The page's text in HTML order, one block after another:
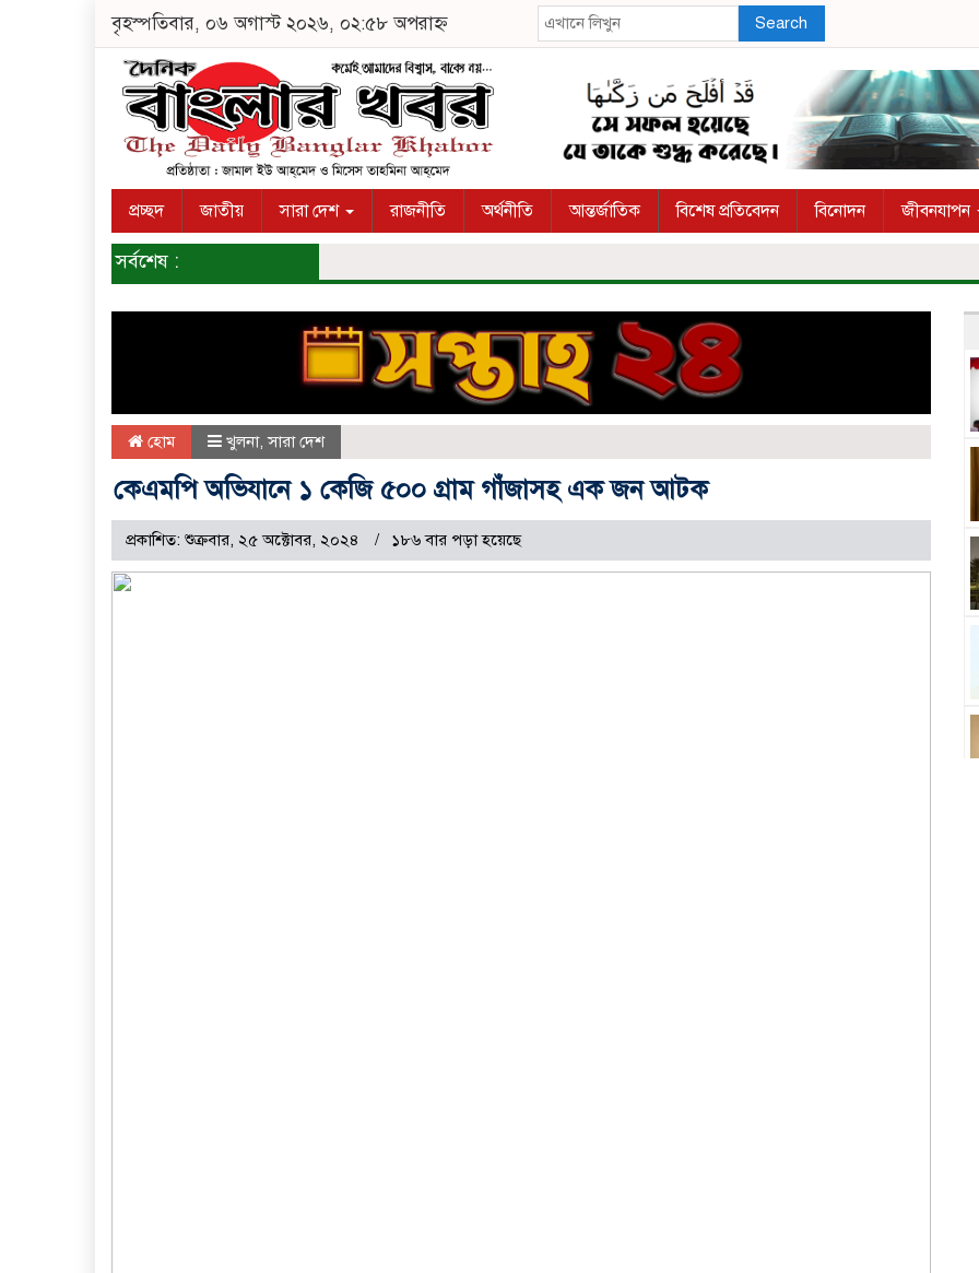
বৃহস্পতিবার, ০৬ অগাস্ট ২০২৬, ০২:৫৮ অপরাহ্ন Search
প্রচ্ছদ জাতীয় সারা দেশ রাজনীতি অর্থনীতি আন্তর্জাতিক বিশেষ প্রতিবেদন বিনোদন জীবনযাপন
সর্বশেষ :
হোম খুলনা,সারা দেশ
কেএমপি অভিযানে ১ কেজি ৫০০ গ্রাম গাঁজাসহ এক জন আটক
প্রকাশিত: শুক্রবার, ২৫ অক্টোবর, ২০২৪ ১৮৬ বার পড়া হয়েছে